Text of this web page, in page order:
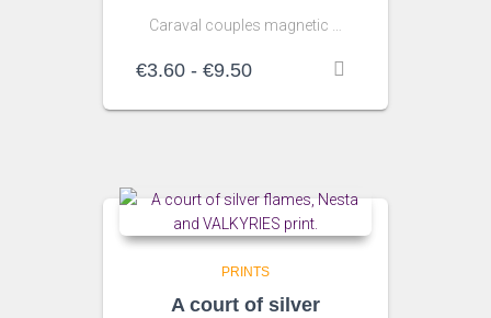
Caraval couples magnetic …
€3.60 - €9.50Rango
precios:
€9.50
PRINTS
A court of silver